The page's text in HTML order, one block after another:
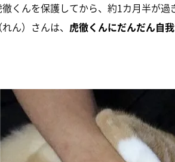
くんを保護してから、約1カ月半が
ん）さんは、 虎徹くんにだんだん自